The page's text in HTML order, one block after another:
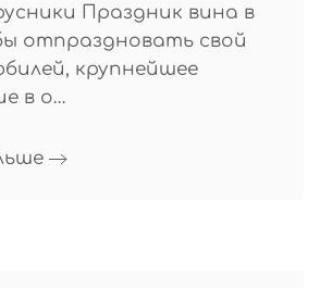
Праздник вина в
отпраздновать свой
крупнейшее
в о…